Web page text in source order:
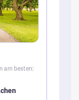
am besten: